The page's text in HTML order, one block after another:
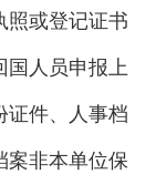
或登记证书
国人员申报上
证件、人事档
案非本单位保